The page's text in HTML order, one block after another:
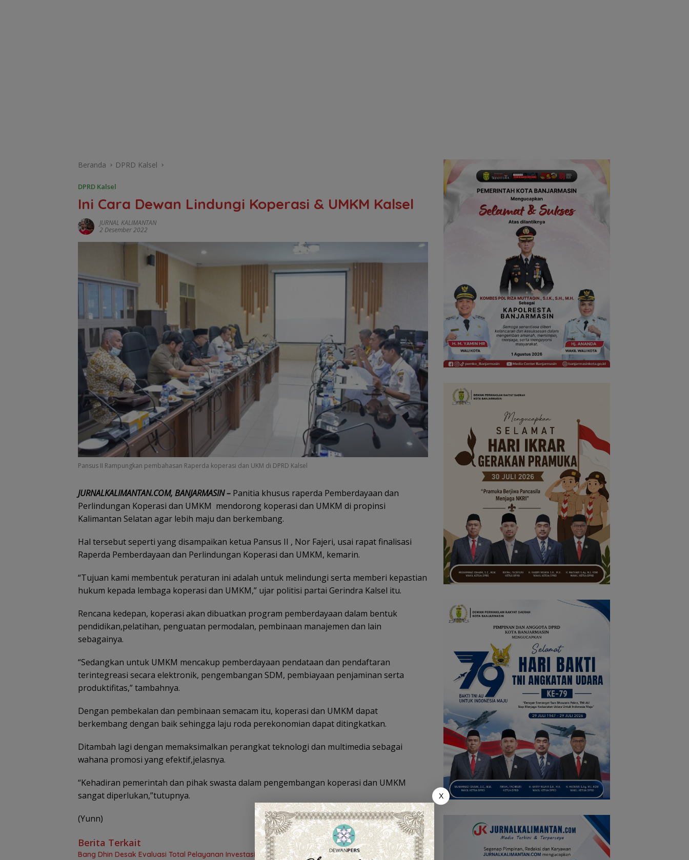
Beranda DPRD Kalsel
DPRD Kalsel
Ini Cara Dewan Lindungi Koperasi & UMKM Kalsel
JURNAL KALIMANTAN
2 Desember 2022
Pansus II Rampungkan pembahasan Raperda koperasi dan UKM di DPRD Kalsel
JURNALKALIMANTAN.COM, BANJARMASIN – Panitia khusus raperda Pemberdayaan dan
Perlindungan Koperasi dan UMKM mendorong koperasi dan UMKM di propinsi
Kalimantan Selatan agar lebih maju dan berkembang.
Hal tersebut seperti yang disampaikan ketua Pansus II , Nor Fajeri, usai rapat finalisasi
Raperda Pemberdayaan dan Perlindungan Koperasi dan UMKM, kemarin.
“Tujuan kami membentuk peraturan ini adalah untuk melindungi serta memberi kepastian
hukum kepada lembaga koperasi dan UMKM,” ujar politisi partai Gerindra Kalsel itu.
Rencana kedepan, koperasi akan dibuatkan program pemberdayaan dalam bentuk
pendidikan,pelatihan, penguatan permodalan, pembinaan manajemen dan lain
sebagainya.
“Sedangkan untuk UMKM mencakup pemberdayaan pendataan dan pendaftaran
terintegreasi secara elektronik, pengembangan SDM, pembiayaan penjaminan serta
produktifitas,” tambahnya.
Dengan pembekalan dan pembinaan semacam itu, koperasi dan UMKM dapat
berkembang dengan baik sehingga laju roda perekonomian dapat ditingkatkan.
Ditambah lagi dengan memaksimalkan perangkat teknologi dan multimedia sebagai
wahana promosi yang efektif,jelasnya.
“Kehadiran pemerintah dan pihak swasta dalam pengembangan koperasi dan UMKM
sangat diperlukan,”tutupnya.
(Yunn)
Berita Terkait
‎Bang Dhin Desak Evaluasi Total Pelayanan Investasi Kalsel
X